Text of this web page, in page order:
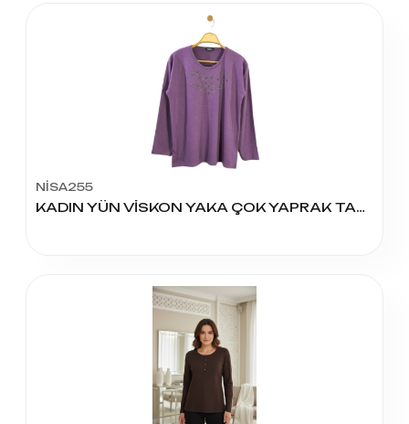
NİSA255
KADIN YÜN VİSKON YAKA ÇOK YAPRAK TAŞLI BLUZ